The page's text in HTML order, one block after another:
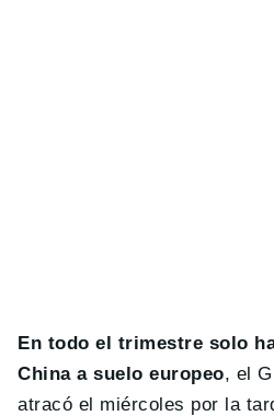
En todo el trimestre solo
China a suelo europeo, el
atracó el miércoles por la